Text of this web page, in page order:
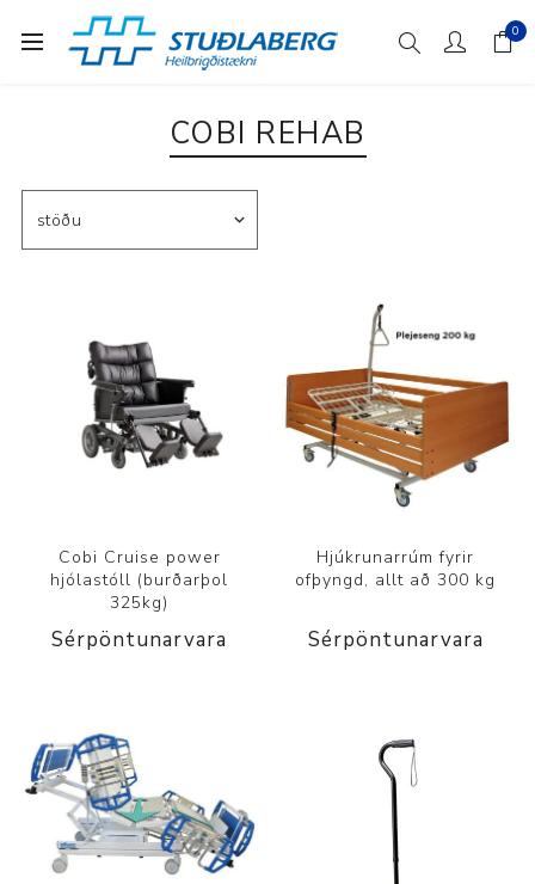
0
COBI REHAB
Cobi Cruise power
hjólastóll (burðarþol
325kg)
Sérpöntunarvara
Hjúkrunarrúm fyrir
ofþyngd, allt að 300 kg
Sérpöntunarvara